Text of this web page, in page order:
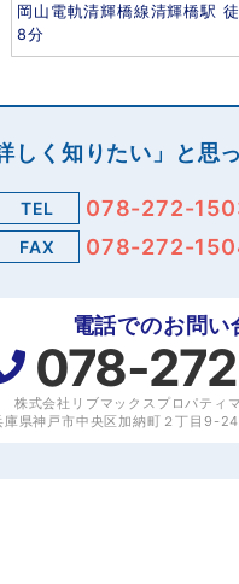
岡山電軌清輝橋線清輝橋駅
8分
しく知りたい」と思
TEL 078-272-
FAX 078-272-
電話でのお問い
078-
株式会社リブマックスプロパティ
庫県神戸市中央区加納町２丁目9-